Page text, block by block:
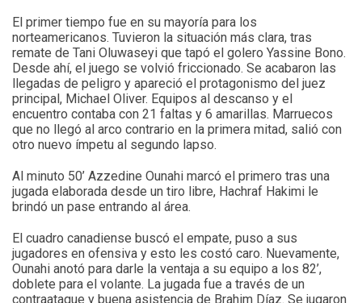
El primer tiempo fue en su mayoría para los
norteamericanos. Tuvieron la situación más clara, tras
remate de Tani Oluwaseyi que tapó el golero Yassine Bono.
Desde ahí, el juego se volvió friccionado. Se acabaron las
llegadas de peligro y apareció el protagonismo del juez
principal, Michael Oliver. Equipos al descanso y el
encuentro contaba con 21 faltas y 6 amarillas. Marruecos
que no llegó al arco contrario en la primera mitad, salió con
otro nuevo ímpetu al segundo lapso.
Al minuto 50’ Azzedine Ounahi marcó el primero tras una
jugada elaborada desde un tiro libre, Hachraf Hakimi le
brindó un pase entrando al área.
El cuadro canadiense buscó el empate, puso a sus
jugadores en ofensiva y esto les costó caro. Nuevamente,
Ounahi anotó para darle la ventaja a su equipo a los 82’,
doblete para el volante. La jugada fue a través de un
contraataque y buena asistencia de Brahim Díaz. Se jugaron